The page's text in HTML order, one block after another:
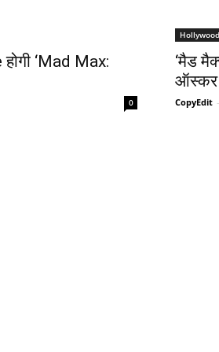
‘Mad Max:
0
‘मैड
ऑस्कर
CopyEdit -